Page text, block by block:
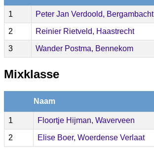
1 Peter Jan Verdoold, Bergambacht
2 Reinier Rietveld, Haastrecht
3 Wander Postma, Bennekom
Mixklasse
Naam
1 Floortje Hijman, Waverveen
2 Elise Boer, Woerdense Verlaat